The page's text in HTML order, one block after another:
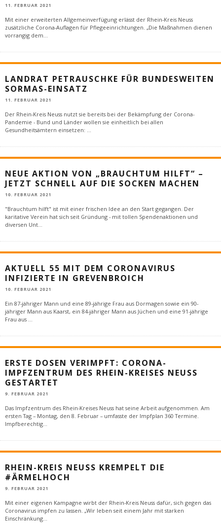
11. FEBRUAR 2021
Mit einer erweiterten Allgemeinverfügung erlässt der Rhein-Kreis Neuss
zusätzliche Corona-Auflagen für Pflegeeinrichtungen. „Die Maßnahmen dienen
vorrangig dem
LANDRAT PETRAUSCHKE FÜR BUNDESWEITEN
SORMAS-EINSATZ
11. FEBRUAR 2021
Der Rhein-Kreis Neuss nutzt sie bereits bei der Bekämpfung der Corona-
Pandemie - Bund und Länder wollen sie einheitlich bei allen
Gesundheitsämtern einsetzen:
NEUE AKTION VON „BRAUCHTUM HILFT“ –
JETZT SCHNELL AUF DIE SOCKEN MACHEN
10. FEBRUAR 2021
"Brauchtum hilft" ist mit einer frischen Idee an den Start gegangen. Der
karitative Verein hat sich seit Gründung - mit tollen Spendenaktionen und
diversen Unt...
AKTUELL 55 MIT DEM CORONAVIRUS
INFIZIERTE IN GREVENBROICH
10. FEBRUAR 2021
Ein 87-jähriger Mann und eine 89-jährige Frau aus Dormagen sowie ein 90-
jähriger Mann aus Kaarst, ein 84-jähriger Mann aus Jüchen und eine 91-jährige
Frau aus ...
ERSTE DOSEN VERIMPFT: CORONA-
IMPFZENTRUM DES RHEIN-KREISES NEUSS
GESTARTET
9. FEBRUAR 2021
Das Impfzentrum des Rhein-Kreises Neuss hat seine Arbeit aufgenommen. Am
ersten Tag – Montag, den 8. Februar – umfasste der Impfplan 360 Termine.
Impfberechtig...
RHEIN-KREIS NEUSS KREMPELT DIE
#ÄRMELHOCH
9. FEBRUAR 2021
Mit einer eigenen Kampagne wirbt der Rhein-Kreis Neuss dafür, sich gegen das
Coronavirus impfen zu lassen. „Wir leben seit einem Jahr mit starken
Einschränkung...